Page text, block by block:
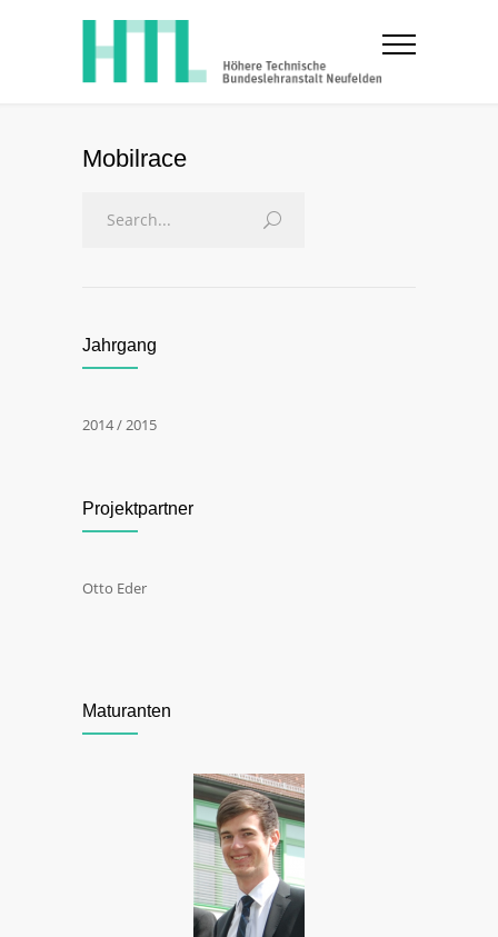
Mobilrace
Jahrgang
2014 / 2015
Projektpartner
Otto Eder
Maturanten